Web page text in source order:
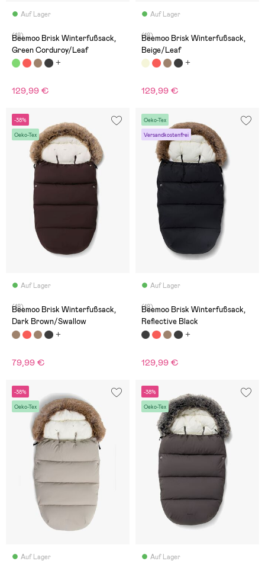
Auf Lager
(18)
Beemoo Brisk Winterfußsack,
Green Corduroy/Leaf
129,99 €
Auf Lager
(18)
Beemoo Brisk Winterfußsack,
Beige/Leaf
129,99 €
-38%
Oeko-Tex
Auf Lager
(18)
Beemoo Brisk Winterfußsack,
Dark Brown/Swallow
79,99 €
Oeko-Tex
Versandkostenfrei
Auf Lager
(18)
Beemoo Brisk Winterfußsack,
Reflective Black
129,99 €
-38%
Oeko-Tex
Auf Lager
-38%
Oeko-Tex
Auf Lager